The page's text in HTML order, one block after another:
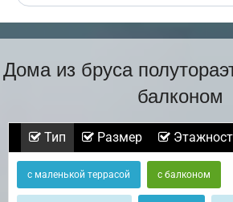
Дома из бруса
балконом
Тип Размер
с маленькой террасой с балконом